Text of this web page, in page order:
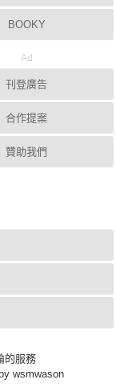
BOOKY
Ad
刊登廣告
合作提案
贊助我們
的服務
wsmwason